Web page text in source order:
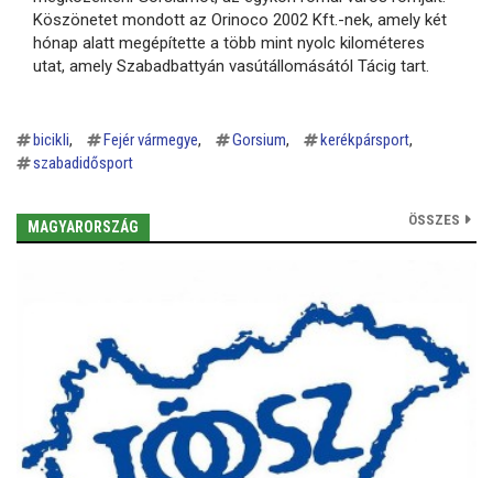
Köszönetet mondott az Orinoco 2002 Kft.-nek, amely két
hónap alatt megépítette a több mint nyolc kilométeres
utat, amely Szabadbattyán vasútállomásától Tácig tart.
bicikli Fejér vármegye Gorsium
kerékpársport
szabadidősport
MAGYARORSZÁG ÖSSZES